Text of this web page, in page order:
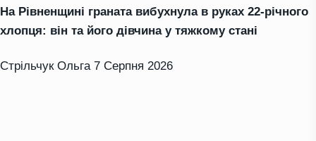
На Рівненщині граната вибухнула в руках 22-річного
хлопця: він та його дівчина у тяжкому стані
Стрільчук Ольга 7 Серпня 2026